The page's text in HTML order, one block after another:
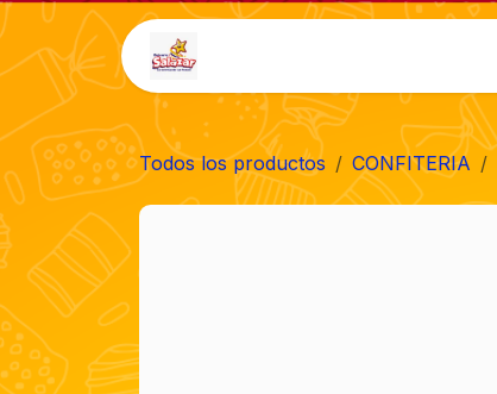
Ir al contenido
Todos los productos CONFITERIA